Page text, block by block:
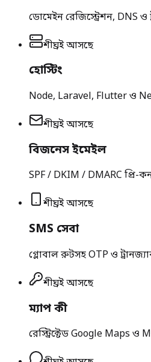
ডোমেইন রেজিস্ট্রেশন, DNS ও
শীঘ্রই আসছে
হোস্টিং
Node, Laravel, Flutter ও
শীঘ্রই আসছে
বিজনেস ইমেইল
SPF / DKIM / DMARC প্রি-
শীঘ্রই আসছে
SMS সেবা
গ্লোবাল রুটসহ OTP ও
শীঘ্রই আসছে
ম্যাপ কী
রেস্ট্রিক্টেড Google Maps ও